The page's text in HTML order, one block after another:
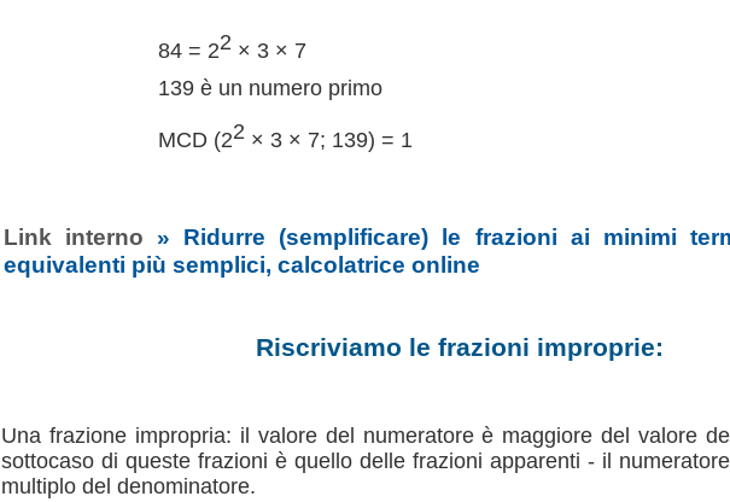
84 = 22 × 3 × 7
139 è un numero primo
MCD (22 × 3 × 7; 139) = 1
Link interno » Ridurre (semplificare) le frazioni ai minimi
equivalenti più semplici, calcolatrice online
Riscriviamo le frazioni improprie:
Una frazione impropria: il valore del numeratore è maggiore del valore
sottocaso di queste frazioni è quello delle frazioni apparenti - il
multiplo del denominatore.